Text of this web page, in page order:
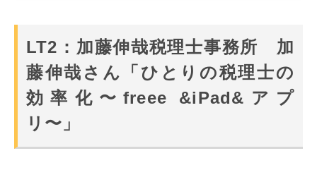
LT2：加藤伸哉税理士事務所 加
藤伸哉さん「ひとりの税理士の
効率化〜freee &iPad&アプ
リ〜」